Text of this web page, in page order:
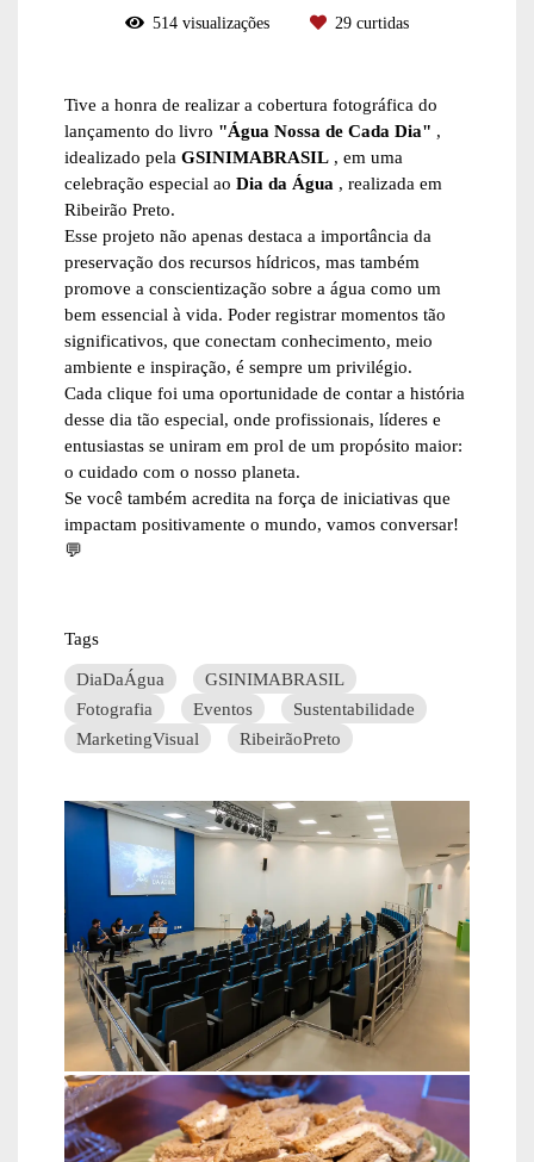
514 visualizações 29 curtidas
Tive a honra de realizar a cobertura fotográfica do
lançamento do livro "Água Nossa de Cada Dia" ,
idealizado pela GSINIMABRASIL, em uma
celebração especial ao Dia da Água , realizada em
Ribeirão Preto.
Esse projeto não apenas destaca a importância da
preservação dos recursos hídricos, mas também
promove a conscientização sobre a água como um
bem essencial à vida. Poder registrar momentos tão
significativos, que conectam conhecimento, meio
ambiente e inspiração, é sempre um privilégio.
Cada clique foi uma oportunidade de contar a história
desse dia tão especial, onde profissionais, líderes e
entusiastas se uniram em prol de um propósito maior:
o cuidado com o nosso planeta.
Se você também acredita na força de iniciativas que
impactam positivamente o mundo, vamos conversar!
💬
Tags
DiaDaÁgua
GSINIMABRASIL
Fotografia
Eventos
Sustentabilidade
MarketingVisual
RibeirãoPreto